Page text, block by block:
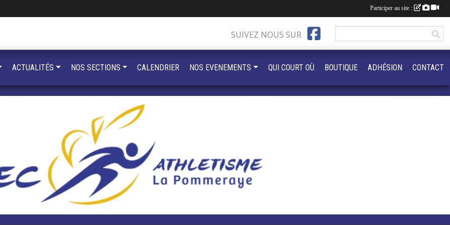
SUIVEZ NOUS SUR
ACTUALITÉS NOS SECTIONS CALENDRIER NOS EVENEMENTS QUI COURT OÙ BOUTIQUE ADHÉSION CONTACT
Participer au site :